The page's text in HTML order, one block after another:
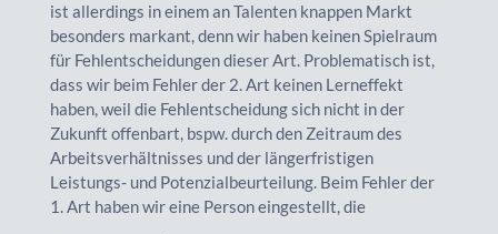
ist allerdings in einem an Talenten knappen Markt
besonders markant, denn wir haben keinen Spielraum
für Fehlentscheidungen dieser Art. Problematisch ist,
dass wir beim Fehler der 2. Art keinen Lerneffekt
haben, weil die Fehlentscheidung sich nicht in der
Zukunft offenbart, bspw. durch den Zeitraum des
Arbeitsverhältnisses und der längerfristigen
Leistungs- und Potenzialbeurteilung. Beim Fehler der
1. Art haben wir eine Person eingestellt, die